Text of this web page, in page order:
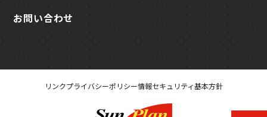
お問い合わせ
リンクプライバシーポリシー情報セキュリティ基本方針